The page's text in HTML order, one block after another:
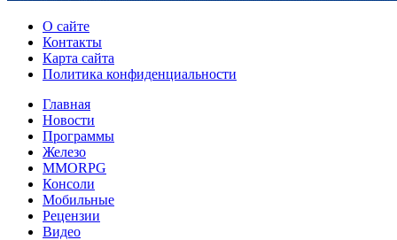
О сайте
Контакты
Карта сайта
Политика конфиденциальности
Главная
Новости
Программы
Железо
MMORPG
Консоли
Мобильные
Рецензии
Видео